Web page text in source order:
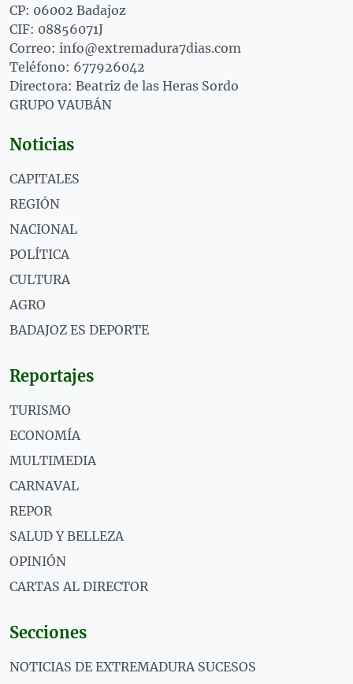
CP: 06002 Badajoz
CIF: 08856071J
Correo: info@extremadura7dias.com
Teléfono: 677926042
Directora: Beatriz de las Heras Sordo
GRUPO VAUBÁN
Noticias
CAPITALES
REGIÓN
NACIONAL
POLÍTICA
CULTURA
AGRO
BADAJOZ ES DEPORTE
Reportajes
TURISMO
ECONOMÍA
MULTIMEDIA
CARNAVAL
REPOR
SALUD Y BELLEZA
OPINIÓN
CARTAS AL DIRECTOR
Secciones
NOTICIAS DE EXTREMADURA SUCESOS